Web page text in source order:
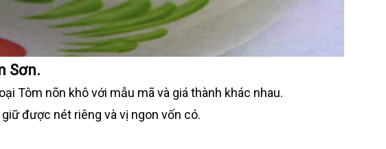
Sơn.
Tôm nõn khô với mẫu mã và giá thành khác nhau.
được nét riêng và vị ngon vốn có.